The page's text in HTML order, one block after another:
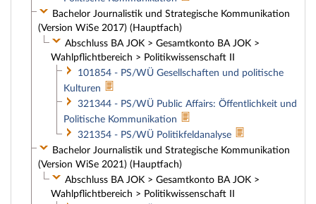
Bachelor Journalistik und Strategische Kommunikation
(Version WiSe 2017) (Hauptfach)
Abschluss BA JOK > Gesamtkonto BA JOK >
Wahlpflichtbereich > Politikwissenschaft II
101854 - PS/WÜ Gesellschaften und politische
Kulturen
321344 - PS/WÜ Public Affairs: Öffentlichkeit und
Politische Kommunikation
321354 - PS/WÜ Politikfeldanalyse
Bachelor Journalistik und Strategische Kommunikation
(Version WiSe 2021) (Hauptfach)
Abschluss BA JOK > Gesamtkonto BA JOK >
Wahlpflichtbereich > Politikwissenschaft II